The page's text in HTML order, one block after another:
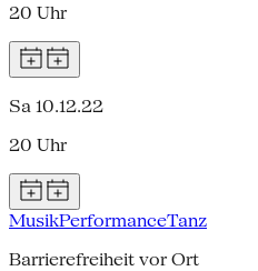
20 Uhr
Sa 10.12.22
20 Uhr
MusikPerformanceTanz
Barrierefreiheit vor Ort